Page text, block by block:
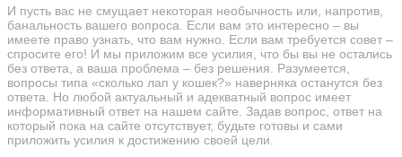
И пусть вас не смущает некоторая необычность или, напротив,
банальность вашего вопроса. Если вам это интересно – вы
имеете право узнать, что вам нужно. Если вам требуется совет –
спросите его! И мы приложим все усилия, что бы вы не остались
без ответа, а ваша проблема – без решения. Разумеется,
вопросы типа «сколько лап у кошек?» наверняка останутся без
ответа. Но любой актуальный и адекватный вопрос имеет
информативный ответ на нашем сайте. Задав вопрос, ответ на
который пока на сайте отсутствует, будьте готовы и сами
приложить усилия к достижению своей цели.